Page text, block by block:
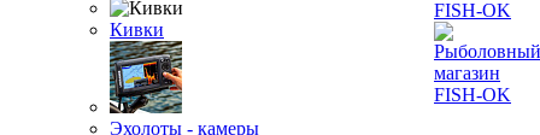
Кивки
Эхолоты - камеры